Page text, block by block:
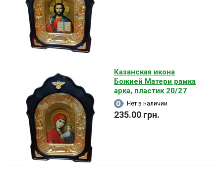
Казанская икона
Божией Матери рамка
арка, пластик 20/27
Нет в наличии
235.00 грн.